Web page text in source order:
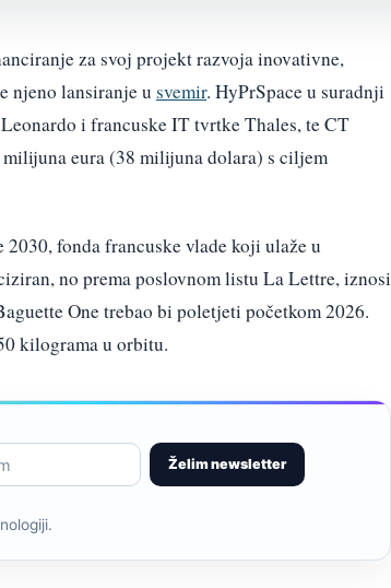
za svoj projekt razvoja inovativne,
njeno lansiranje u svemir. HyPrSpace u suradnji
i francuske IT tvrtke Thales, te CT
eura (38 milijuna dolara) s ciljem
fonda francuske vlade koji ulaže u
no prema poslovnom listu La Lettre, iznosi
One trebao bi poletjeti početkom 2026.
kilograma u orbitu.
Želim newsletter